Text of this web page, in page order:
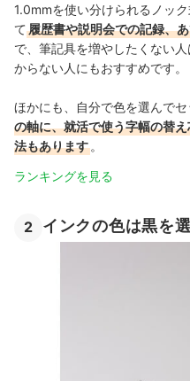
1.0mmを使い分けられるノッ
て履歴書や説明会での記録、
で、筆記具を増やしたくない
からない人にもおすすめです。
ほかにも、自分で色を選んで
の軸に、就活で使う字幅の替
法もあります 。
ランキングを見る
2 インクの色は黒を